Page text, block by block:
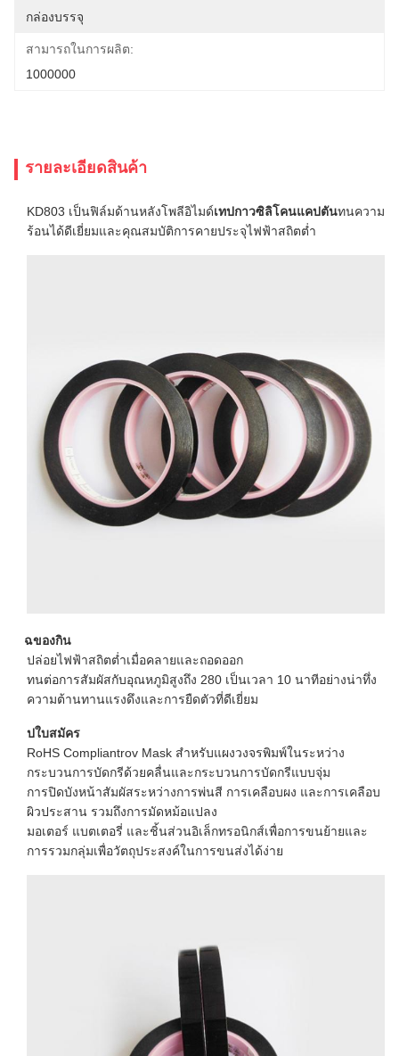
กล่องบรรจุ
สามารถในการผลิต:
1000000
รายละเอียดสินค้า
KD803 เป็นฟิล์มด้านหลังโพลีอิไมด์เทปกาวซิลิโคนแคปตันทนความ
ร้อนได้ดีเยี่ยมและคุณสมบัติการคายประจุไฟฟ้าสถิตต่ำ
ฉของกิน
ปล่อยไฟฟ้าสถิตต่ำเมื่อคลายและถอดออก
ทนต่อการสัมผัสกับอุณหภูมิสูงถึง 280 เป็นเวลา 10 นาทีอย่างน่าทึ่ง
ความต้านทานแรงดึงและการยืดตัวที่ดีเยี่ยม
ปใบสมัคร
RoHS Compliantrov Mask สำหรับแผงวงจรพิมพ์ในระหว่าง
กระบวนการบัดกรีด้วยคลื่นและกระบวนการบัดกรีแบบจุ่ม
การปิดบังหน้าสัมผัสระหว่างการพ่นสี การเคลือบผง และการเคลือบ
ผิวประสาน รวมถึงการมัดหม้อแปลง
มอเตอร์ แบตเตอรี่ และชิ้นส่วนอิเล็กทรอนิกส์เพื่อการขนย้ายและ
การรวมกลุ่มเพื่อวัตถุประสงค์ในการขนส่งได้ง่าย